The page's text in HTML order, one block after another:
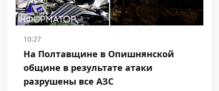
10:27
На Полтавщине в Опишнянской
общине в результате атаки
разрушены все АЗС